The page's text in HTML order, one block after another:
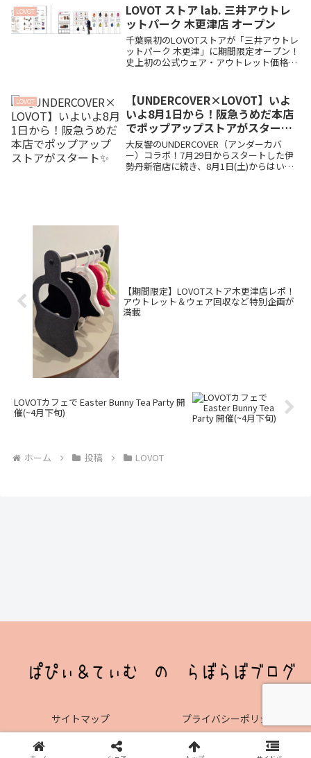
🐾
LOVOT
LOVOT ストア lab. 三井アウトレ
ットパーク 木更津店 オープン
千葉県初のLOVOTストアが「三井アウトレ
ットパーク 木更津」に期間限定オープン！
史上初の公式ウェア・アウトレット価格販
激アツ情報と現地の見どころをまとめまし
た🐾
LOVOT
【UNDERCOVER×LOVOT】いよ
いよ8月1日から！阪急うめだ本店
でポップアップストアがスタート
✨
大反響のUNDERCOVER（アンダーカバ
ー）コラボ！7月29日からスタートした伊
勢丹新宿店に続き、8月1日(土)からはいよ
【期間限定】LOVOTストア木更津店レポ！
アウトレット＆ウェア回収など特別企画が
満載
LOVOTカフェで Easter Bunny Tea Party 開
催(~4月下旬)
ホーム 投稿 LOVOT
サイトマップ
プライバシーポリシー
© 2023 ぱぴぃ＆てぃむ のらぼらぼブログ.